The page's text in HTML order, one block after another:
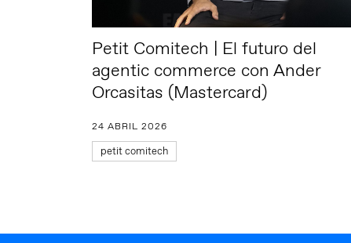
Petit Comitech | El futuro del
agentic commerce con Ander
Orcasitas (Mastercard)
24 ABRIL 2026
petit comitech